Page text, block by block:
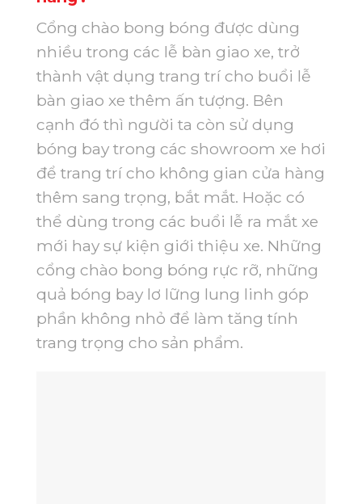
Cổng chào bong bóng được dùng
nhiều trong các lễ bàn giao xe, trở
thành vật dụng trang trí cho buổi lễ
bàn giao xe thêm ấn tượng. Bên
cạnh đó thì người ta còn sử dụng
bóng bay trong các showroom xe hơi
để trang trí cho không gian cửa hàng
thêm sang trọng, bắt mắt. Hoặc có
thể dùng trong các buổi lễ ra mắt xe
mới hay sự kiện giới thiệu xe. Những
cổng chào bong bóng rực rỡ, những
quả bóng bay lơ lững lung linh góp
phần không nhỏ để làm tăng tính
trang trọng cho sản phẩm.